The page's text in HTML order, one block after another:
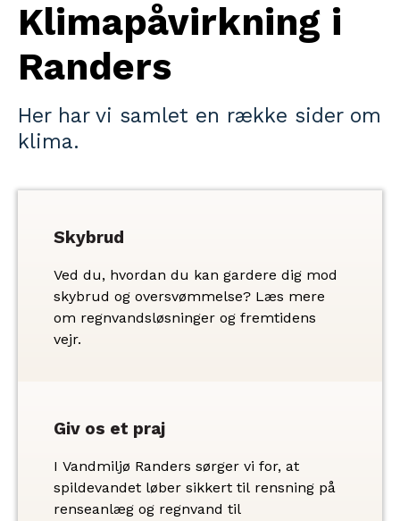
Klimapåvirkning i
Randers
Her har vi samlet en række sider om
klima.
Skybrud
Ved du, hvordan du kan gardere dig mod
skybrud og oversvømmelse? Læs mere
om regnvandsløsninger og fremtidens
vejr.
Giv os et praj
I Vandmiljø Randers sørger vi for, at
spildevandet løber sikkert til rensning på
renseanlæg og regnvand til